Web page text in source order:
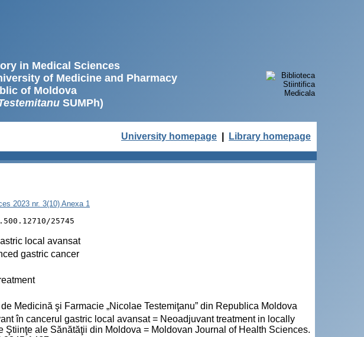
in Medical Sciences
of Medicine and Pharmacy
of Moldova
SUMPh)
University homepage Library homepage
2023 nr. 3(10) Anexa 1
25745
local avansat
gastric cancer
Medicină şi Farmacie „Nicolae Testemiţanu” din Republica Moldova
în cancerul gastric local avansat = Neoadjuvant treatment in locally
Ştiinţe ale Sănătăţii din Moldova = Moldovan Journal of Health Sciences.